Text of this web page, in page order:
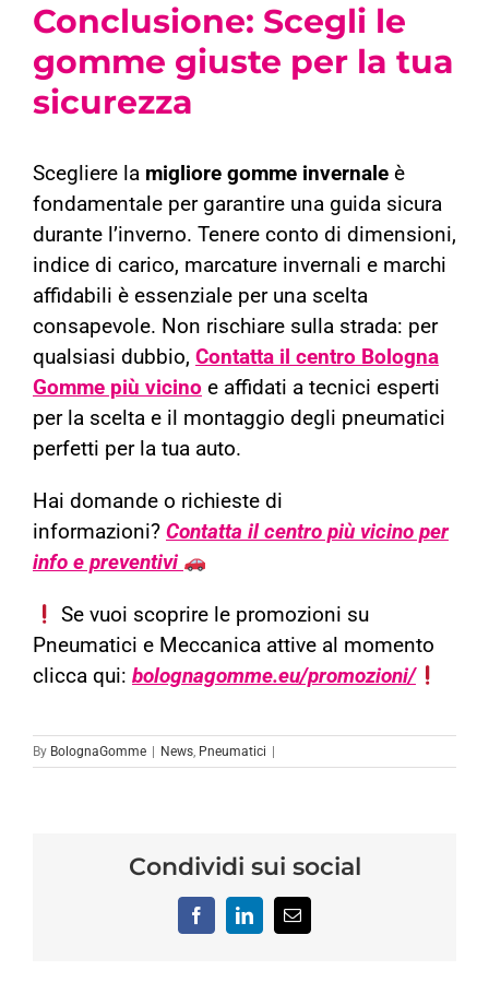
Conclusione: Scegli le
gomme giuste per la tua
sicurezza
Scegliere la migliore gomme invernaleè
fondamentale per garantire una guida sicura
durante l’inverno. Tenere conto di dimensioni,
indice di carico, marcature invernali e marchi
affidabili è essenziale per una scelta
consapevole. Non rischiare sulla strada: per
qualsiasi dubbio, Contatta il centro Bologna
Gomme più vicino e affidati a tecnici esperti
per la scelta e il montaggio degli pneumatici
perfetti per la tua auto.
Hai domande o richieste di
informazioni? Contatta il centro più vicino per
info e preventivi
Se vuoi scoprire le promozioni su
Pneumatici e Meccanica attive al momento
clicca qui: bolognagomme.eu/promozioni/
By BolognaGomme News, Pneumatici
Condividi sui social
FacebookLinkedInEmail